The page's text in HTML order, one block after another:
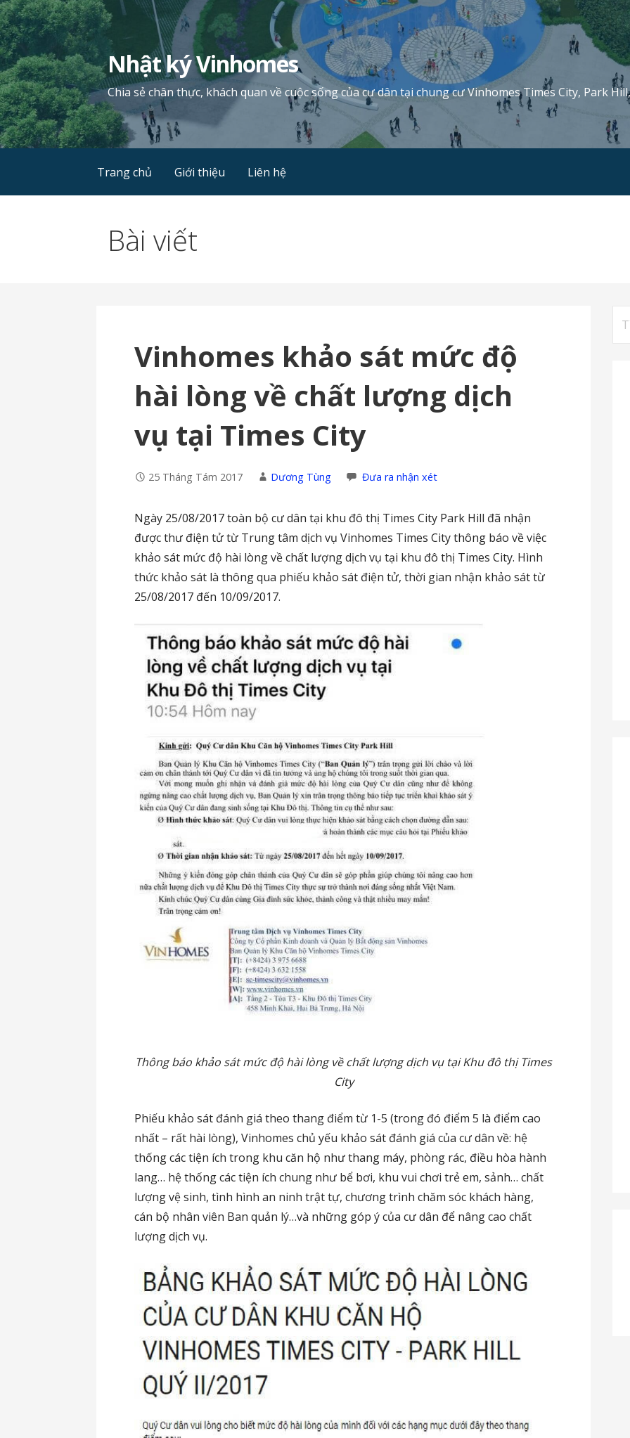
Chuyển
tới
phần
nội
dung
Nhật ký Vinhomes
Chia sẻ chân thực, khách quan về cuộc sống của cư dân tại chung cư Vinhomes Times City, Park
Trang chủ Giới thiệu Liên hệ
Bài viết
Vinhomes khảo sát mức độ
hài lòng về chất lượng dịch
vụ tại Times City
25 Tháng Tám 2017 Dương Tùng Đưa ra nhận xét
Ngày 25/08/2017 toàn bộ cư dân tại khu đô thị Times City Park Hill đã nhận
được thư điện tử từ Trung tâm dịch vụ Vinhomes Times City thông báo về việc
khảo sát mức độ hài lòng về chất lượng dịch vụ tại khu đô thị Times City. Hình
thức khảo sát là thông qua phiếu khảo sát điện tử, thời gian nhận khảo sát từ
25/08/2017 đến 10/09/2017.
Thông báo khảo sát mức độ hài lòng về chất lượng dịch vụ tại Khu đô thị Times
City
Phiếu khảo sát đánh giá theo thang điểm từ 1-5 (trong đó điểm 5 là điểm cao
nhất – rất hài lòng), Vinhomes chủ yếu khảo sát đánh giá của cư dân về: hệ
thống các tiện ích trong khu căn hộ như thang máy, phòng rác, điều hòa hành
lang… hệ thống các tiện ích chung như bể bơi, khu vui chơi trẻ em, sảnh… chất
lượng vệ sinh, tình hình an ninh trật tự, chương trình chăm sóc khách hàng,
cán bộ nhân viên Ban quản lý…và những góp ý của cư dân để nâng cao chất
lượng dịch vụ.